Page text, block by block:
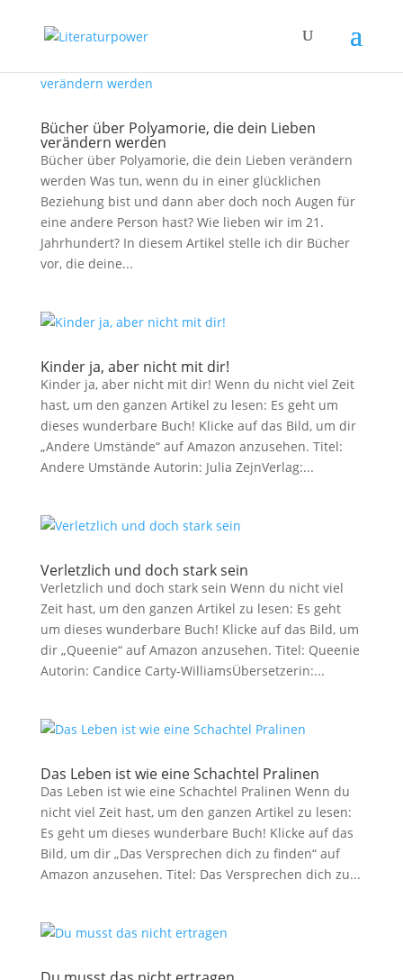
Bücher über Polyamorie, die dein Lieben
verändern werden
Bücher über Polyamorie, die dein Lieben verändern
werden Was tun, wenn du in einer glücklichen
Beziehung bist und dann aber doch noch Augen für
eine andere Person hast? Wie lieben wir im 21.
Jahrhundert? In diesem Artikel stelle ich dir Bücher
vor, die deine...
Kinder ja, aber nicht mit dir!
Kinder ja, aber nicht mit dir! Wenn du nicht viel Zeit
hast, um den ganzen Artikel zu lesen: Es geht um
dieses wunderbare Buch! Klicke auf das Bild, um dir
„Andere Umstände“ auf Amazon anzusehen. Titel:
Andere Umstände Autorin: Julia ZejnVerlag:...
Verletzlich und doch stark sein
Verletzlich und doch stark sein Wenn du nicht viel
Zeit hast, um den ganzen Artikel zu lesen: Es geht
um dieses wunderbare Buch! Klicke auf das Bild, um
dir „Queenie“ auf Amazon anzusehen. Titel: Queenie
Autorin: Candice Carty-WilliamsÜbersetzerin:...
Das Leben ist wie eine Schachtel Pralinen
Das Leben ist wie eine Schachtel Pralinen Wenn du
nicht viel Zeit hast, um den ganzen Artikel zu lesen:
Es geht um dieses wunderbare Buch! Klicke auf das
Bild, um dir „Das Versprechen dich zu finden“ auf
Amazon anzusehen. Titel: Das Versprechen dich zu...